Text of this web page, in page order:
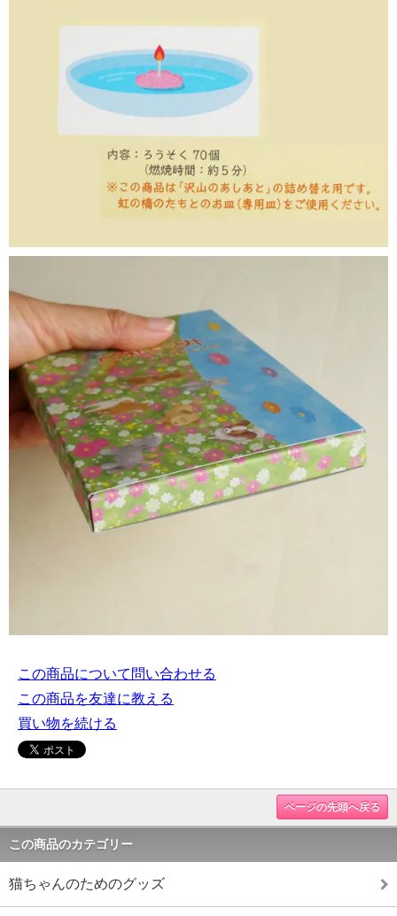
この商品について問い合わせる
この商品を友達に教える
買い物を続ける
ページの先頭へ戻る
この商品のカテゴリー
猫ちゃんのためのグッズ